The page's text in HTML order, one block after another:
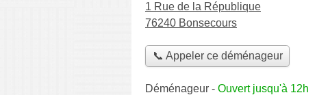
1 Rue de la République
76240 Bonsecours
📞 Appeler ce déménageur
Déménageur - Ouvert jusqu'à 12h